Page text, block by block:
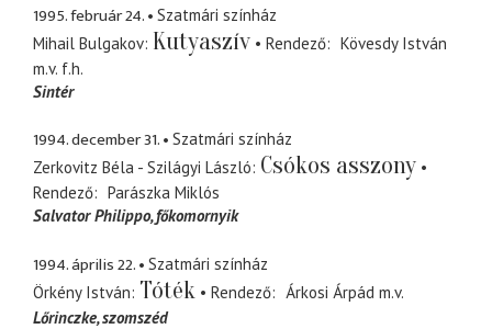
1995. február 24.
Szatmári színház
Mihail Bulgakov Kutyaszív Rendező
Kövesdy István
m.v. f.h.
Sintér
1994. december 31.
Szatmári színház
Zerkovitz Béla - Szilágyi László Csókos asszony
Rendező
Parászka Miklós
Salvator Philippo főkomornyik
1994. április 22.
Szatmári színház
Örkény István Tóték Rendező Árkosi Árpád m.v.
Lőrinczke szomszéd